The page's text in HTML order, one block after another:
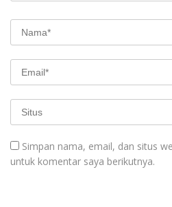
Simpan nama, email, dan situs
untuk komentar saya berikutnya.